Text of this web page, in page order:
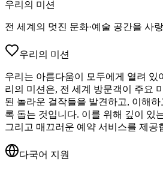
우리의 미션
전 세계의 멋진 문화·예술 공간을 사
우리의 미션
우리는 아름다움이 모두에게 열려 있
리의 미션은, 전 세계 방문객이 주요
된 놀라운 걸작들을 발견하고, 이해
록 돕는 것입니다. 이를 위해 깊이 있
그리고 매끄러운 예약 서비스를 제공
다국어 지원